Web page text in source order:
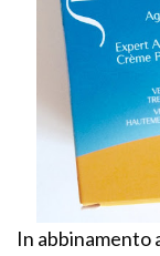
In abbinamento